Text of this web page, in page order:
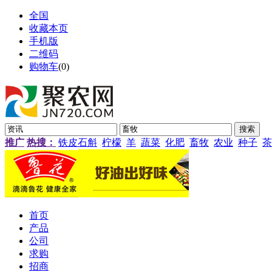
全国
收藏本页
手机版
二维码
购物车(0)
推广 热搜： 铁皮石斛 柠檬 羊 蔬菜 化肥 畜牧 农业 种子
首页
产品
公司
求购
招商